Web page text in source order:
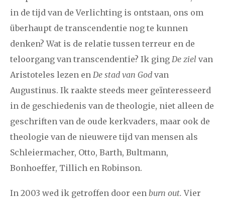
december
2007
januari februari maart april mei juni
augustus september oktober november
2006
april augustus
november december
in de tijd van de Verlichting is ontstaan, ons om
überhaupt de transcendentie nog te kunnen
denken? Wat is de relatie tussen terreur en de
teloorgang van transcendentie? Ik ging De ziel van
Aristoteles lezen en De stad van God van
Augustinus. Ik raakte steeds meer geïnteresseerd
in de geschiedenis van de theologie, niet alleen de
geschriften van de oude kerkvaders, maar ook de
theologie van de nieuwere tijd van mensen als
Schleiermacher, Otto, Barth, Bultmann,
Bonhoeffer, Tillich en Robinson.
In 2003 wed ik getroffen door een burn out. Vier